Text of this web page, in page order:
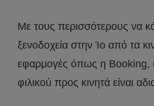
Με τους περισσότερους να
ξενοδοχεία στην Ίο από τα
εφαρμογές όπως η Booking,
φιλικού προς κινητά είναι